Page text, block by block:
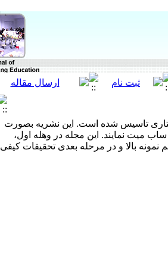
تاسیس شده است. این نشریه بصورت
میت نمایند. این مجله در وهله اول،
بالا و در مرحله بعدی تحقیقات کیفی